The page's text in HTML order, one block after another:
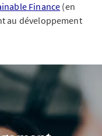
Finance(en
au développement